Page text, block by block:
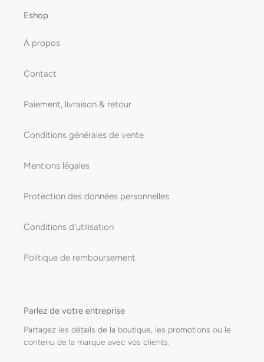
Eshop
À propos
Contact
Paiement, livraison & retour
Conditions générales de vente
Mentions légales
Protection des données personnelles
Conditions d'utilisation
Politique de remboursement
Parlez de votre entreprise
Partagez les détails de la boutique, les promotions ou le
contenu de la marque avec vos clients.